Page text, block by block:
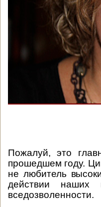
Пожалуй, это
прошедшем году.
не любитель
действии наших
вседозволенности.